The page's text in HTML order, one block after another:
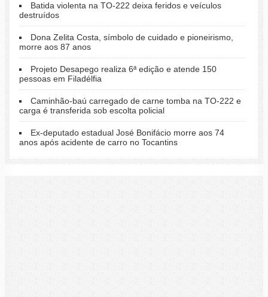
Batida violenta na TO-222 deixa feridos e veículos
destruídos
Dona Zelita Costa, símbolo de cuidado e pioneirismo,
morre aos 87 anos
Projeto Desapego realiza 6ª edição e atende 150
pessoas em Filadélfia
Caminhão-baú carregado de carne tomba na TO-222 e
carga é transferida sob escolta policial
Ex-deputado estadual José Bonifácio morre aos 74
anos após acidente de carro no Tocantins